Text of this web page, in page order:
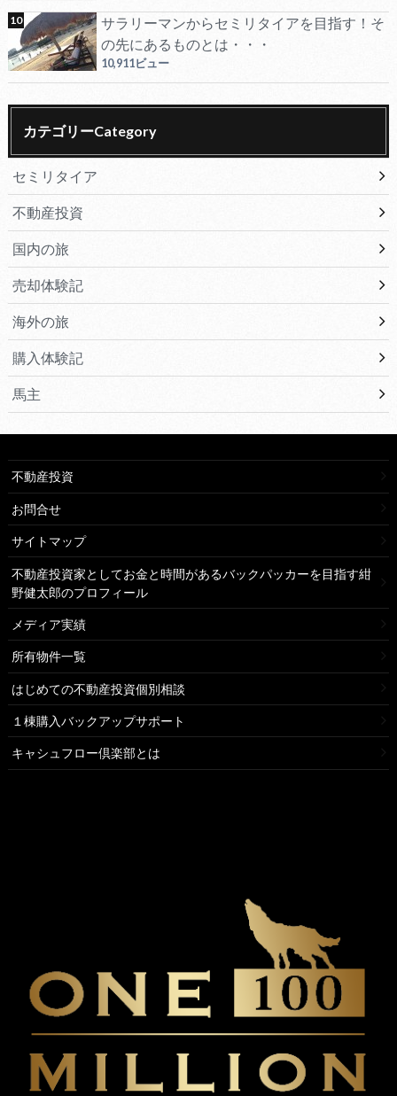
サラリーマンからセミリタイアを目指す！そ
の先にあるものとは・・・
10,911ビュー
カテゴリーCategory
セミリタイア
不動産投資
国内の旅
売却体験記
海外の旅
購入体験記
馬主
不動産投資
お問合せ
サイトマップ
不動産投資家としてお金と時間があるバックパッカーを目指す紺
野健太郎のプロフィール
メディア実績
所有物件一覧
はじめての不動産投資個別相談
１棟購入バックアップサポート
キャシュフロー倶楽部とは